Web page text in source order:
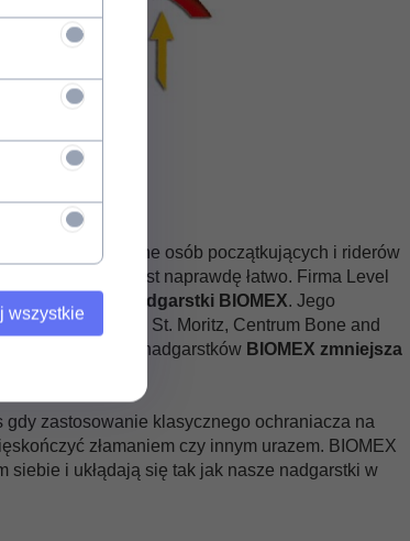
dotyczą one osób początkujących i riderów
takiej sytuacji jest naprawdę łatwo. Firma Level
ochraniacz na nadgarstki BIOMEX. Jego
z Kliniką Gut w St. Moritz, Centrum Bone and
ochraniacza nadgarstków BIOMEX zmniejsza
zastosowanie klasycznego ochraniacza na
złamaniem czy innym urazem. BIOMEX
siebie i ukłądają się tak jak nasze nadgarstki w
wszystkie